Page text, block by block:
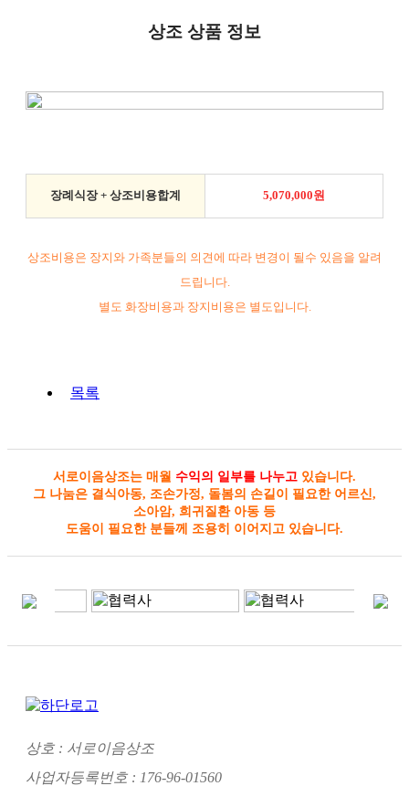
상조 상품 정보
장례식장 + 상조비용합계 5,070,000원
상조비용은 장지와 가족분들의 의견에 따라 변경이 될수 있음을 알려
드립니다.
별도 화장비용과 장지비용은 별도입니다.
목록
서로이음상조는 매월 수익의 일부를 나누고 있습니다.
그 나눔은 결식아동, 조손가정, 돌봄의 손길이 필요한 어르신,
소아암, 희귀질환 아동 등
도움이 필요한 분들께 조용히 이어지고 있습니다.
상호 : 서로이음상조
사업자등록번호 : 176-96-01560